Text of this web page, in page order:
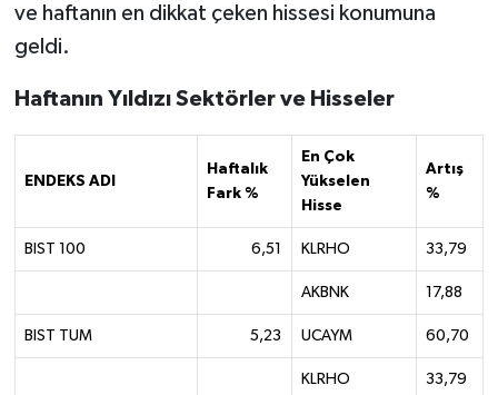
ve haftanın en dikkat çeken hissesi konumuna
geldi.
Haftanın Yıldızı Sektörler ve Hisseler
ENDEKS ADI
Haftalık
Fark %
En Çok
Yükselen
Hisse
Artış
%
BIST 100 6,51 KLRHO 33,79
AKBNK 17,88
BIST TUM 5,23 UCAYM 60,70
KLRHO 33,79